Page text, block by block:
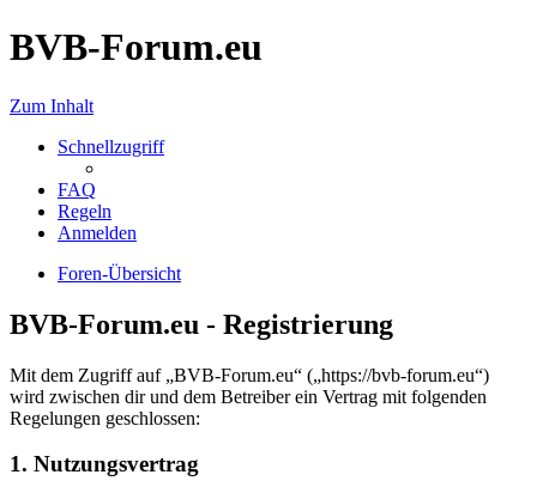
BVB-Forum.eu
Zum Inhalt
Schnellzugriff
FAQ
Regeln
Anmelden
Foren-Übersicht
BVB-Forum.eu - Registrierung
Mit dem Zugriff auf „BVB-Forum.eu“ („https://bvb-forum.eu“)
wird zwischen dir und dem Betreiber ein Vertrag mit folgenden
Regelungen geschlossen:
1. Nutzungsvertrag